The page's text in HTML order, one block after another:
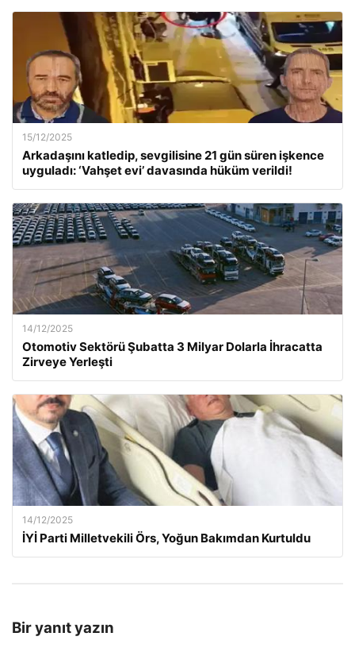
15/12/2025
Arkadaşını katledip, sevgilisine 21 gün süren işkence
uyguladı: ‘Vahşet evi’ davasında hüküm verildi!
14/12/2025
Otomotiv Sektörü Şubatta 3 Milyar Dolarla İhracatta
Zirveye Yerleşti
14/12/2025
İYİ Parti Milletvekili Örs, Yoğun Bakımdan Kurtuldu
Bir yanıt yazın